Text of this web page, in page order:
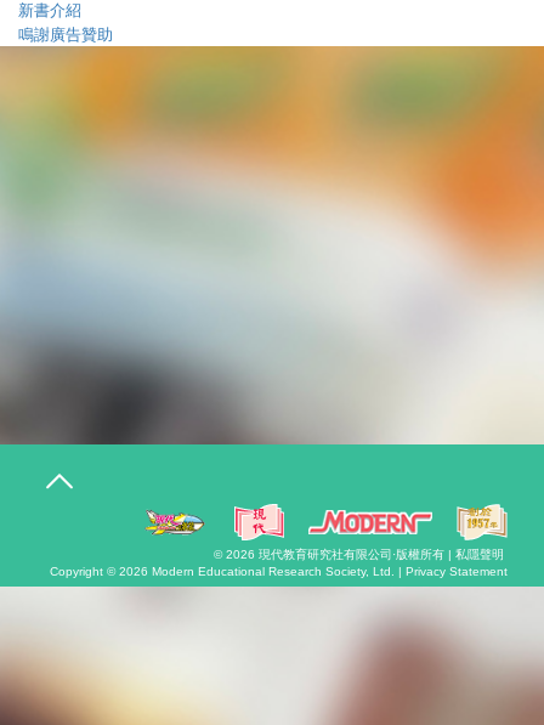
新書介紹
鳴謝廣告贊助
T
n
© 2026 現代教育研究社有限公司 ·版權所有 | 私隱聲明
Copyright © 2026 Modern Educational Research Society, Ltd. | Privacy Statement